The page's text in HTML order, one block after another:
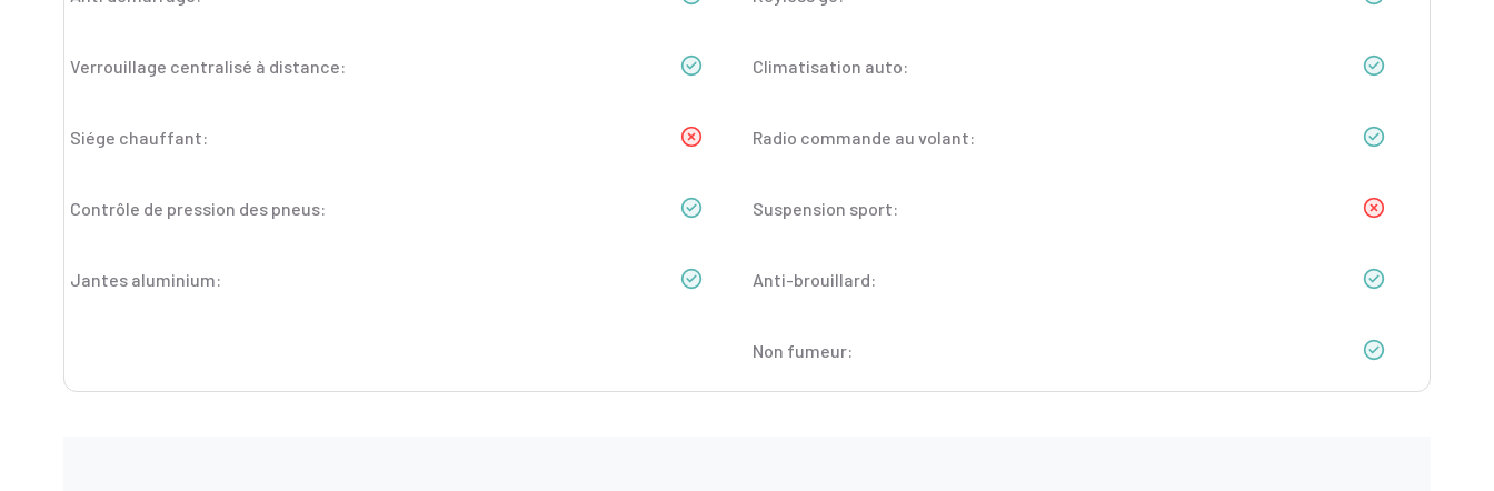
Verrouillage centralisé à distance:
Siége chauffant:
Contrôle de pression des pneus:
Jantes aluminium:
Climatisation auto:
Radio commande au volant:
Suspension sport:
Anti-brouillard:
Non fumeur: